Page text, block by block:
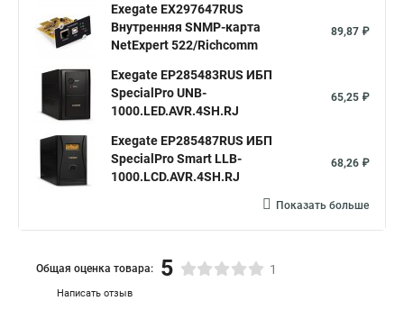
Exegate EX297647RUS
Внутренняя SNMP-карта
NetExpert 522/Richcomm
89,87 ₽
Exegate EP285483RUS ИБП
SpecialPro UNB-
1000.LED.AVR.4SH.RJ
65,25 ₽
Exegate EP285487RUS ИБП
SpecialPro Smart LLB-
1000.LCD.AVR.4SH.RJ
68,26 ₽
Показать больше
Написать отзыв
Общая оценка товара: 5 1